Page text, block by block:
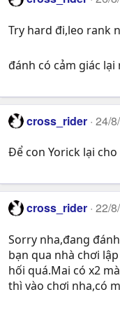
Try hard đi,leo rank
đánh có cảm giác lại
cross_rider 24/
Để con Yorick lại
cross_rider 22/
Sorry nha,đang
bạn qua nhà chơi
hối quá.Mai có x2
thì vào chơi nha,có